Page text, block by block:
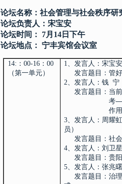
论坛名称：社会管理与社会秩序研
论坛负责人：宋宝安
论坛时间：
7月 14 日下午
论坛地点： 宁丰宾馆会议室
14: ： 00-16： 00
（第一单元）
1、发言人：宋宝
发言题目：管
2、发言人：钱 宁
发言题目： 当
考
作
3、发言人： 周耀
员 ）
发言题目：社
4、发言人：刘卫
发言题目：贵
5、发言人：张兆
发言题目：治